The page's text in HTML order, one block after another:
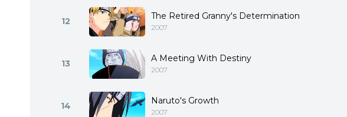
12 The Retired Granny's Determination
2007
13 A Meeting With Destiny
2007
14 Naruto's Growth
2007